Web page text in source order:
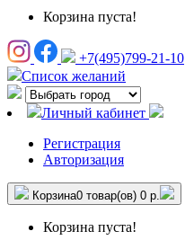
Корзина пуста!
+7(495)799-21-10
Список желаний
Личный кабинет
Регистрация
Авторизация
Корзина0 товар(ов) 0 р.
Корзина пуста!